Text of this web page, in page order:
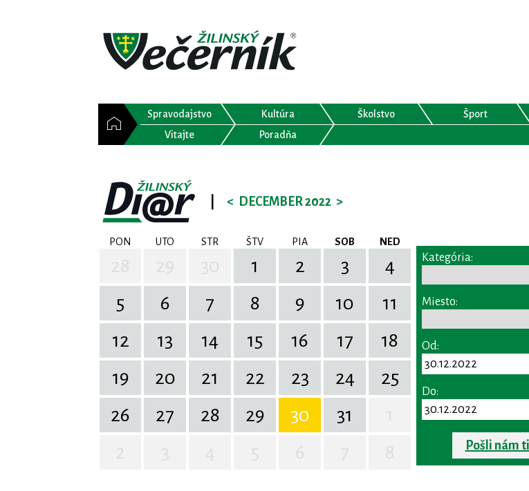
Spravodajstvo Kultúra Školstvo Šport
Vitajte
Poradňa
< DECEMBER 2022 >
PON UTO STR ŠTV PIA SOB NED
1 2 3
4
5
6 7 8 9 10
11
12
13 14 15 16 17
18
19
20 21 22 23 24
25
26
27 28 29 30 31
Kategória:
Miesto:
Od:
Do:
Pošli nám